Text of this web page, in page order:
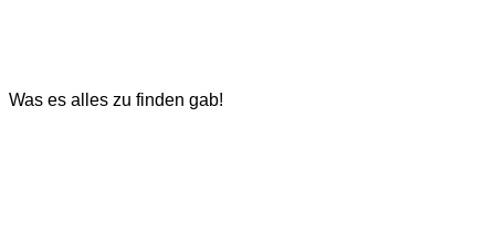
Was es alles zu finden gab!